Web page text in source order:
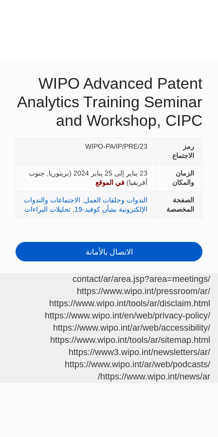
WIPO Advanced Patent
Analytics Training Seminar
and Workshop, CIPC
رمز
الاجتماع
WIPO-PA/IP/PRE/23
الزمان
والمكان
23 يناير إلى 25 يناير 2024 (
بريتوريا, جنوب
أفريقيا) في الموقع
الصفحة
المخصصة
الندوات وحلقات العمل
الاجتماعات والندوات
الإلكترونية بشأن كوفيد-19
تحليلات البراءات
الاتصال بالأمانة
/contact/ar/area.jsp?area=meetings
https://www.wipo.int/pressroom/ar/
https://www.wipo.int/tools/ar/disclaim.html
https://www.wipo.int/en/web/privacy-policy/
https://www.wipo.int/ar/web/accessibility/
https://www.wipo.int/tools/ar/sitemap.html
https://www3.wipo.int/newsletters/ar/
https://www.wipo.int/ar/web/podcasts/
https://www.wipo.int/news/ar/